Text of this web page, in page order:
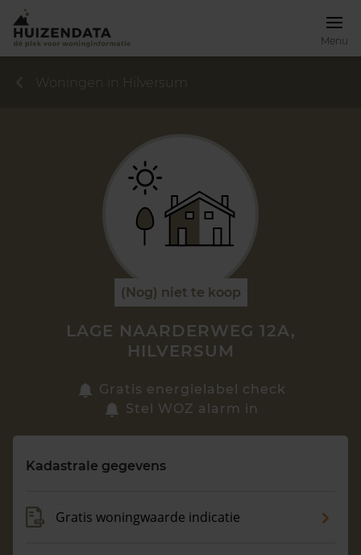
Menu
Vragen? Neem contact met ons op
088 220 4200
Woningen in Hilversum
(Nog) niet te koop
LAGE NAARDERWEG 12A,
HILVERSUM
Gratis energielabel check
Stel WOZ alarm in
Kadastrale gegevens
Gratis woningwaarde indicatie